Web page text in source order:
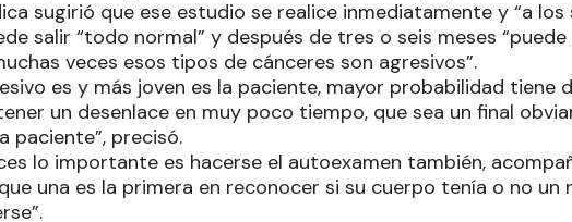
sugirió que ese estudio se realice inmediatamente y “a los
salir “todo normal” y después de tres o seis meses “puede
veces esos tipos de cánceres son agresivos”.
es y más joven es la paciente, mayor probabilidad tiene
un desenlace en muy poco tiempo, que sea un final
paciente”, precisó.
lo importante es hacerse el autoexamen también,
una es la primera en reconocer si su cuerpo tenía o no un